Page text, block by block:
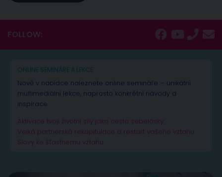
FOLLOW:
ONLINE SEMINÁŘE A LEKCE
Nově v nabídce naleznete online semináře – unikátní
multimediální lekce, naprosto konkrétní návody a
inspirace.
Aktivace tvojí životní síly jako cesta sebelásky
Velká partnerská rekapitulace a restart vašeho vztahu
Slovy ke šťastnému vztahu